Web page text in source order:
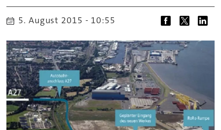
5. August 2015 - 10:55